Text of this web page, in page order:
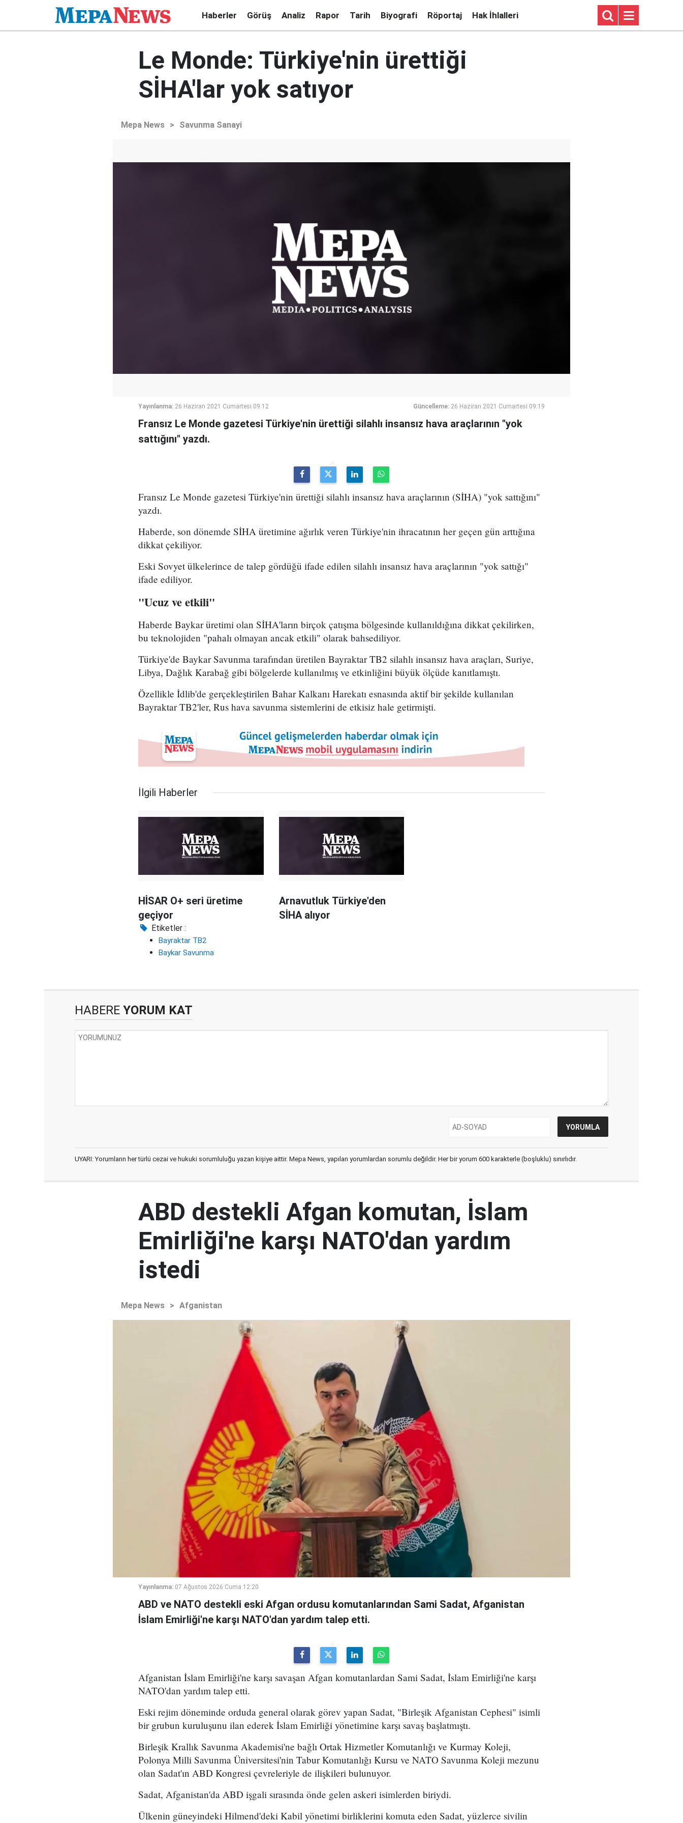
Haberler Görüş Analiz Rapor Tarih Biyografi Röportaj Hak İhlalleri
Le Monde: Türkiye'nin ürettiği
SİHA'lar yok satıyor
Mepa News > Savunma Sanayi
Yayınlanma: 26 Haziran 2021 Cumartesi 09:12 Güncelleme: 26 Haziran 2021 Cumartesi 09:19
Fransız Le Monde gazetesi Türkiye'nin ürettiği silahlı insansız hava araçlarının "yok
sattığını" yazdı.
Fransız Le Monde gazetesi Türkiye'nin ürettiği silahlı insansız hava araçlarının (SİHA) "yok sattığını"
yazdı.
Haberde, son dönemde SİHA üretimine ağırlık veren Türkiye'nin ihracatının her geçen gün arttığına
dikkat çekiliyor.
Eski Sovyet ülkelerince de talep gördüğü ifade edilen silahlı insansız hava araçlarının "yok sattığı"
ifade ediliyor.
"Ucuz ve etkili"
Haberde Baykar üretimi olan SİHA'ların birçok çatışma bölgesinde kullanıldığına dikkat çekilirken,
bu teknolojiden "pahalı olmayan ancak etkili" olarak bahsediliyor.
Türkiye'de Baykar Savunma tarafından üretilen Bayraktar TB2 silahlı insansız hava araçları, Suriye,
Libya, Dağlık Karabağ gibi bölgelerde kullanılmış ve etkinliğini büyük ölçüde kanıtlamıştı.
Özellikle İdlib'de gerçekleştirilen Bahar Kalkanı Harekatı esnasında aktif bir şekilde kullanılan
Bayraktar TB2'ler, Rus hava savunma sistemlerini de etkisiz hale getirmişti.
İlgili Haberler
HİSAR O+ seri üretime
geçiyor
Arnavutluk Türkiye'den
SİHA alıyor
Etiketler :
Bayraktar TB2
Baykar Savunma
HABERE YORUM KAT
UYARI: Yorumların her türlü cezai ve hukuki sorumluluğu yazan kişiye aittir. Mepa News, yapılan yorumlardan sorumlu değildir. Her bir yorum 600 karakterle (boşluklu) sınırlıdır.
ABD destekli Afgan komutan, İslam
Emirliği'ne karşı NATO'dan yardım
istedi
Mepa News > Afganistan
Yayınlanma: 07 Ağustos 2026 Cuma 12:20
ABD ve NATO destekli eski Afgan ordusu komutanlarından Sami Sadat, Afganistan
İslam Emirliği'ne karşı NATO'dan yardım talep etti.
Afganistan İslam Emirliği'ne karşı savaşan Afgan komutanlardan Sami Sadat, İslam Emirliği'ne karşı
NATO'dan yardım talep etti.
Eski rejim döneminde orduda general olarak görev yapan Sadat, "Birleşik Afganistan Cephesi" isimli
bir grubun kuruluşunu ilan ederek İslam Emirliği yönetimine karşı savaş başlatmıştı.
Birleşik Krallık Savunma Akademisi'ne bağlı Ortak Hizmetler Komutanlığı ve Kurmay Koleji,
Polonya Milli Savunma Üniversitesi'nin Tabur Komutanlığı Kursu ve NATO Savunma Koleji mezunu
olan Sadat'ın ABD Kongresi çevreleriyle de ilişkileri bulunuyor.
Sadat, Afganistan'da ABD işgali sırasında önde gelen askeri isimlerden biriydi.
Ülkenin güneyindeki Hilmend'deki Kabil yönetimi birliklerini komuta eden Sadat, yüzlerce sivilin